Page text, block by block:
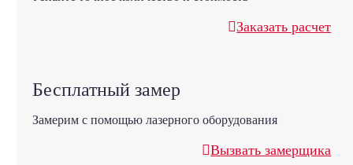
Заказать расчет
Бесплатный замер
Замерим с помощью лазерного оборудования
Вызвать замерщика